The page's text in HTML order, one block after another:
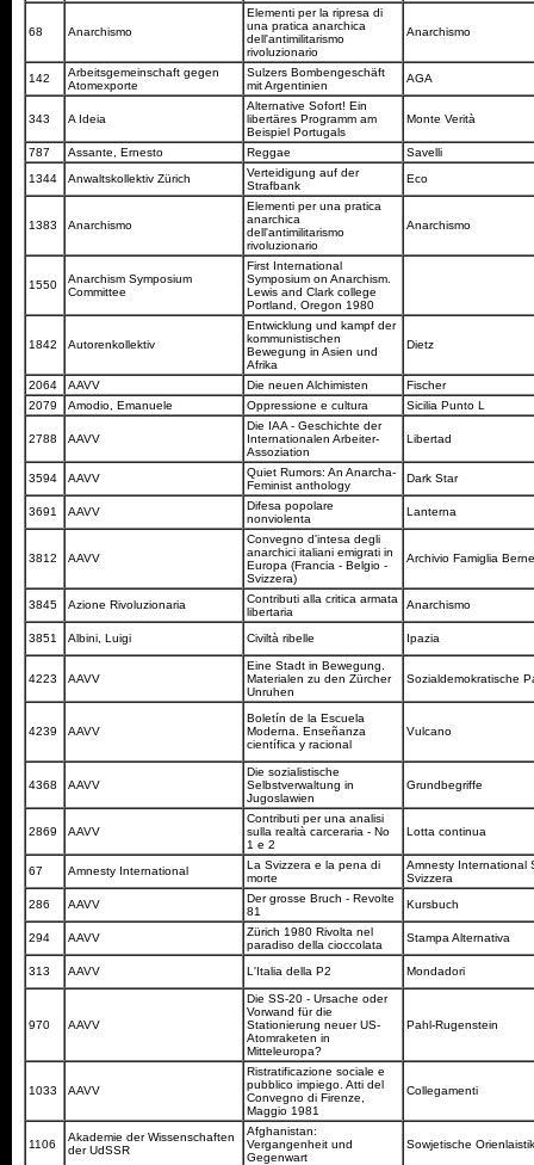
68 Anarchismo
Elementi per la ripresa di
una pratica anarchica
dell'antimilitarismo
rivoluzionario
Anarchismo
142
Arbeitsgemeinschaft gegen
Atomexporte
Sulzers Bombengeschäft
mit Argentinien
AGA
343 A Ideia
Alternative Sofort! Ein
libertäres Programm am
Beispiel Portugals
Monte Verità
787 Assante, Ernesto Reggae
Savelli
1344
Anwaltskollektiv Zürich
Verteidigung auf der
Strafbank
Eco
1383 Anarchismo
Elementi per una pratica
anarchica
dell'antimilitarismo
rivoluzionario
Anarchismo
1550
Anarchism Symposium
Committee
First International
Symposium on Anarchism.
Lewis and Clark college
Portland, Oregon 1980
1842 Autorenkollektiv
Entwicklung und kampf der
kommunistischen
Bewegung in Asien und
Afrika
Dietz
2064 AAVV Die neuen Alchimisten
Fischer
2079
Amodio, Emanuele Oppressione e cultura Sicilia Punto L
2788 AAVV
Die IAA - Geschichte der
Internationalen Arbeiter-
Assoziation
Libertad
3594 AAVV
Quiet Rumors: An Anarcha-
Feminist anthology
Dark Star
3691 AAVV
Difesa popolare
nonviolenta
Lanterna
3812 AAVV
Convegno d'intesa degli
anarchici italiani emigrati in
Europa (Francia - Belgio -
Svizzera)
Archivio Famiglia
3845 Azione Rivoluzionaria
Contributi alla critica armata
libertaria
Anarchismo
3851 Albini, Luigi Civiltà ribelle Ipazia
4223 AAVV
Eine Stadt in Bewegung.
Materialen zu den Zürcher
Unruhen
Sozialdemokratische
4239 AAVV
Boletín de la Escuela
Moderna. Enseñanza
científica y racional
Vulcano
4368 AAVV
Die sozialistische
Selbstverwaltung in
Jugoslawien
Grundbegriffe
2869 AAVV
Contributi per una analisi
sulla realtà carceraria - No
1 e 2
Lotta continua
67 Amnesty International
La Svizzera e la pena di
morte
Amnesty International
Svizzera
286
AAVV
Der grosse Bruch - Revolte
81
Kursbuch
294 AAVV
Zürich 1980 Rivolta nel
paradiso della cioccolata
Stampa Alternativa
313 AAVV L'Italia della P2 Mondadori
970 AAVV
Die SS-20 - Ursache oder
Vorwand für die
Stationierung neuer US-
Atomraketen in
Mitteleuropa?
Pahl-Rugenstein
1033 AAVV
Ristratificazione sociale e
pubblico impiego. Atti del
Convegno di Firenze,
Maggio 1981
Collegamenti
1106
Akademie der Wissenschaften
der UdSSR
Afghanistan:
Vergangenheit und
Gegenwart
Sowjetische